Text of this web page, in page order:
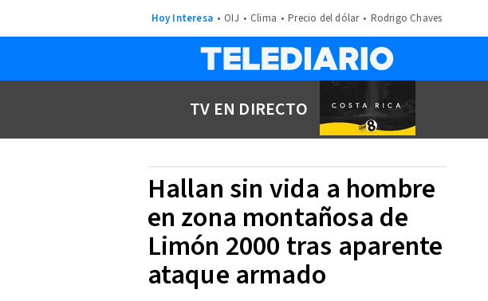
Hoy Interesa OIJ Clima Precio del dólar Rodrigo Chaves
TV EN DIRECTO
Hallan sin vida a hombre
en zona montañosa de
Limón 2000 tras aparente
ataque armado